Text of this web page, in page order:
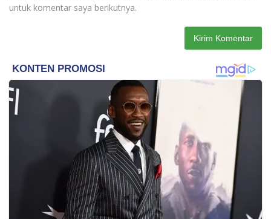
untuk komentar saya berikutnya.